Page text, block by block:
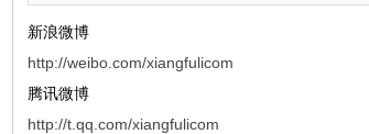
新浪微博
http://weibo.com/xiangfulicom
腾讯微博
http://t.qq.com/xiangfulicom